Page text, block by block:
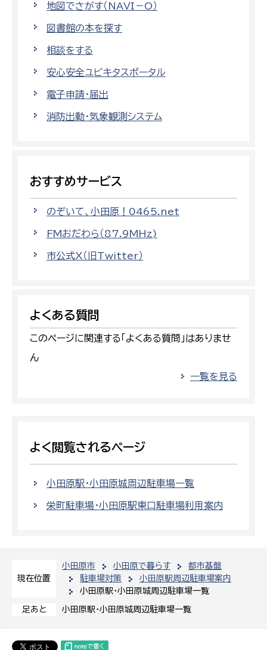
現在位置
小田原市 小田原で暮らす
都市基盤
駐車場対策
小田原駅周辺駐車場案内
小田原駅・小田原城周辺駐車場一覧
足あと 小田原駅・小田原城周辺駐車場一覧
地図でさがす（NAVI－O）
図書館の本を探す
相談をする
安心安全ユビキタスポータル
電子申請・届出
消防出動・気象観測システム
おすすめサービス
のぞいて、小田原！0465.net
FMおだわら（87.9MHz)
市公式X（旧Twitter）
よくある質問
このページに関連する「よくある質問」はありませ
ん
一覧を見る
よく閲覧されるページ
小田原駅・小田原城周辺駐車場一覧
栄町駐車場・小田原駅東口駐車場利用案内